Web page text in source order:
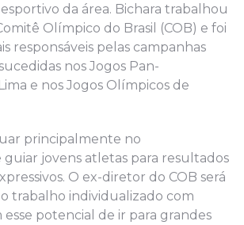
da área. Bichara trabalhou
Olímpico do Brasil (COB) e foi
responsáveis pelas campanhas
nos Jogos Pan-
e nos Jogos Olímpicos de
principalmente no
jovens atletas para resultados
O ex-diretor do COB será
trabalho individualizado com
potencial de ir para grandes